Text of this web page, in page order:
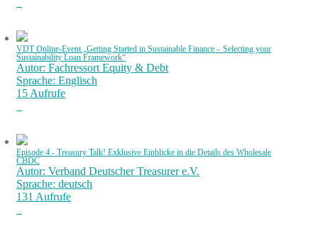
VDT Online-Event „Getting Started in Sustainable Finance – Selecting your
Sustainability Loan Framework“
Autor: Fachressort Equity & Debt
Sprache: Englisch
15 Aufrufe
Episode 4 - Treasury Talk! Exklusive Einblicke in die Details des Wholesale
CBDC
Autor: Verband Deutscher Treasurer e.V.
Sprache: deutsch
131 Aufrufe